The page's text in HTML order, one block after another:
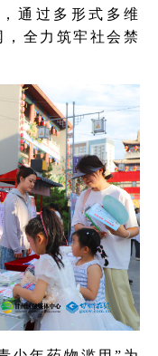
通过多形式多维
全力筑牢社会禁